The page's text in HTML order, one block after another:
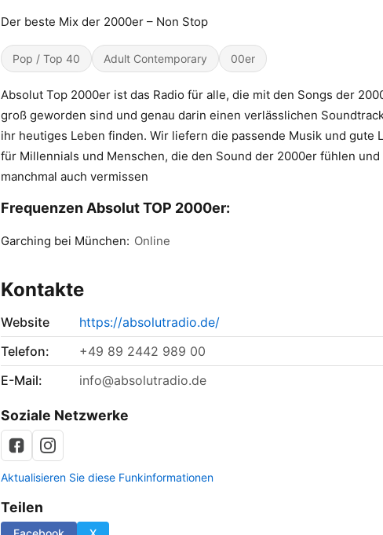
Der beste Mix der 2000er – Non Stop
Pop / Top 40 Adult Contemporary 00er
Absolut Top 2000er ist das Radio für alle, die mit den Songs der
groß geworden sind und genau darin einen verlässlichen
ihr heutiges Leben finden. Wir liefern die passende Musik und gute
für Millennials und Menschen, die den Sound der 2000er fühlen und
manchmal auch vermissen
Frequenzen Absolut TOP 2000er:
Garching bei München: Online
Kontakte
Website
https://absolutradio.de/
Telefon:
+49 89 2442 989 00
E-Mail:
info@absolutradio.de
Soziale Netzwerke
Aktualisieren Sie diese Funkinformationen
Teilen